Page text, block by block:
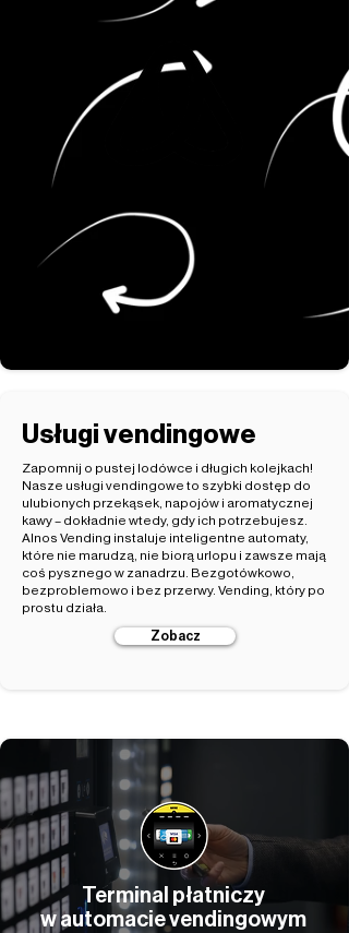
Usługi vendingowe
Zapomnij o pustej lodówce i długich kolejkach!
Nasze usługi vendingowe to szybki dostęp do
ulubionych przekąsek, napojów i aromatycznej
kawy – dokładnie wtedy, gdy ich potrzebujesz.
Alnos Vending instaluje inteligentne automaty,
które nie marudzą, nie biorą urlopu i zawsze mają
coś pysznego w zanadrzu. Bezgotówkowo,
bezproblemowo i bez przerwy. Vending, który po
prostu działa.
Zobacz
Terminal płatniczy
w automacie vendingowym